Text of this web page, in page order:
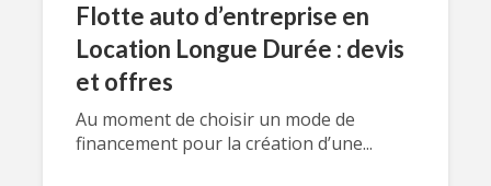
Flotte auto d’entreprise en
Location Longue Durée : devis
et offres
Au moment de choisir un mode de
financement pour la création d’une...